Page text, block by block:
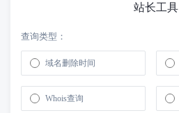
站长工具
查询类型：
域名删除时间
Whois查询